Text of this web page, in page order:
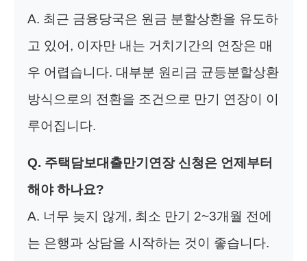
A. 최근 금융당국은 원금 분할상환을 유도하
고 있어, 이자만 내는 거치기간의 연장은 매
우 어렵습니다. 대부분 원리금 균등분할상환
방식으로의 전환을 조건으로 만기 연장이 이
루어집니다.
Q. 주택담보대출만기연장 신청은 언제부터
해야 하나요?
A. 너무 늦지 않게, 최소 만기 2~3개월 전에
는 은행과 상담을 시작하는 것이 좋습니다.